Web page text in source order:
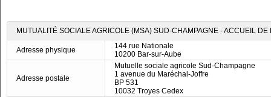
MUTUALITÉ SOCIALE AGRICOLE (MSA) SUD-CHAMPAGNE - ACCUEIL
Adresse physique
144 rue Nationale
10200 Bar-sur-Aube
Adresse postale
Mutuelle sociale agricole Sud-Champagne
1 avenue du Maréchal-Joffre
BP 531
10032 Troyes Cedex